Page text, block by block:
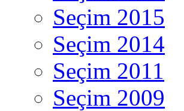
Seçim 2015
Seçim 2014
Seçim 2011
Seçim 2009